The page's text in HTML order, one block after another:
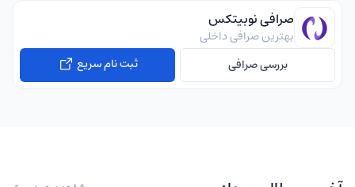
صرافی نوبیتکس
بهترین صرافی داخلی
بررسی صرافی
ثبت نام سریع